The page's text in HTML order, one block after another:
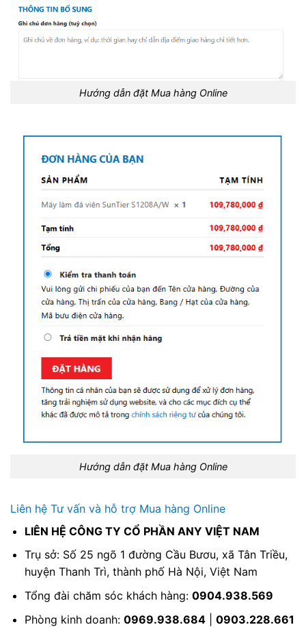
Hướng dẫn đặt Mua hàng Online
Hướng dẫn đặt Mua hàng Online
Liên hệ Tư vấn và hỗ trợ Mua hàng Online
LIÊN HỆ CÔNG TY CỔ PHẦN ANY VIỆT NAM
Trụ sở: Số 25 ngõ 1 đường Cầu Bươu, xã Tân Triều,
huyện Thanh Trì, thành phố Hà Nội, Việt Nam
Tổng đài chăm sóc khách hàng: 0904.938.569
Phòng kinh doanh: 0969.938.684| 0903.228.661